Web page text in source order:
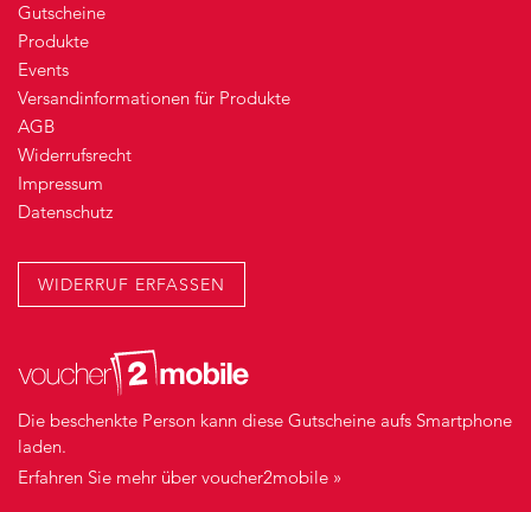
Gutscheine
Produkte
Events
Versandinformationen für Produkte
AGB
Widerrufsrecht
Impressum
Datenschutz
WIDERRUF ERFASSEN
Die beschenkte Person kann diese Gutscheine aufs Smartphone
laden.
Erfahren Sie mehr über voucher2mobile »